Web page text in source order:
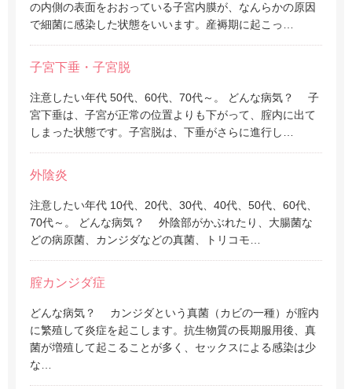
の内側の表面をおおっている子宮内膜が、なんらかの原因
で細菌に感染した状態をいいます。産褥期に起こっ…
子宮下垂・子宮脱
注意したい年代 50代、60代、70代～。 どんな病気？ 子
宮下垂は、子宮が正常の位置よりも下がって、腟内に出て
しまった状態です。子宮脱は、下垂がさらに進行し…
外陰炎
注意したい年代 10代、20代、30代、40代、50代、60代、
70代～。 どんな病気？ 外陰部がかぶれたり、大腸菌な
どの病原菌、カンジダなどの真菌、トリコモ…
腟カンジダ症
どんな病気？ カンジダという真菌（カビの一種）が腟内
に繁殖して炎症を起こします。抗生物質の長期服用後、真
菌が増殖して起こることが多く、セックスによる感染は少
な…